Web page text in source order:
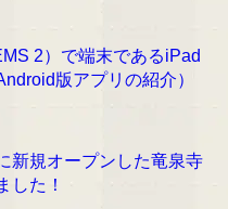
2）で端末であるiPad
版アプリの紹介）
新規オープンした竜泉寺
した！